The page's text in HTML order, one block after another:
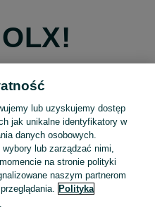
Facebooka
konto Apple
konto Google
lub uzyskujemy dostęp
jak unikalne identyfikatory w
danych osobowych.
lub zarządzać nimi,
na stronie polityki
naszym partnerom
Polityka